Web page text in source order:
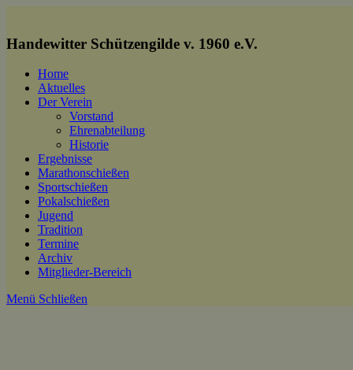
springen
Handewitter Schützengilde v. 1960 e.V.
Home
Aktuelles
Der Verein
Vorstand
Ehrenabteilung
Historie
Ergebnisse
Marathonschießen
Sportschießen
Pokalschießen
Jugend
Tradition
Termine
Archiv
Mitglieder-Bereich
Menü Schließen